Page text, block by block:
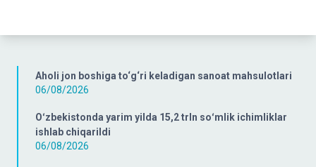
Aholi jon boshiga to‘g‘ri keladigan sanoat mahsulotlari
06/08/2026
Oʻzbekistonda yarim yilda 15,2 trln soʻmlik ichimliklar
ishlab chiqarildi
06/08/2026